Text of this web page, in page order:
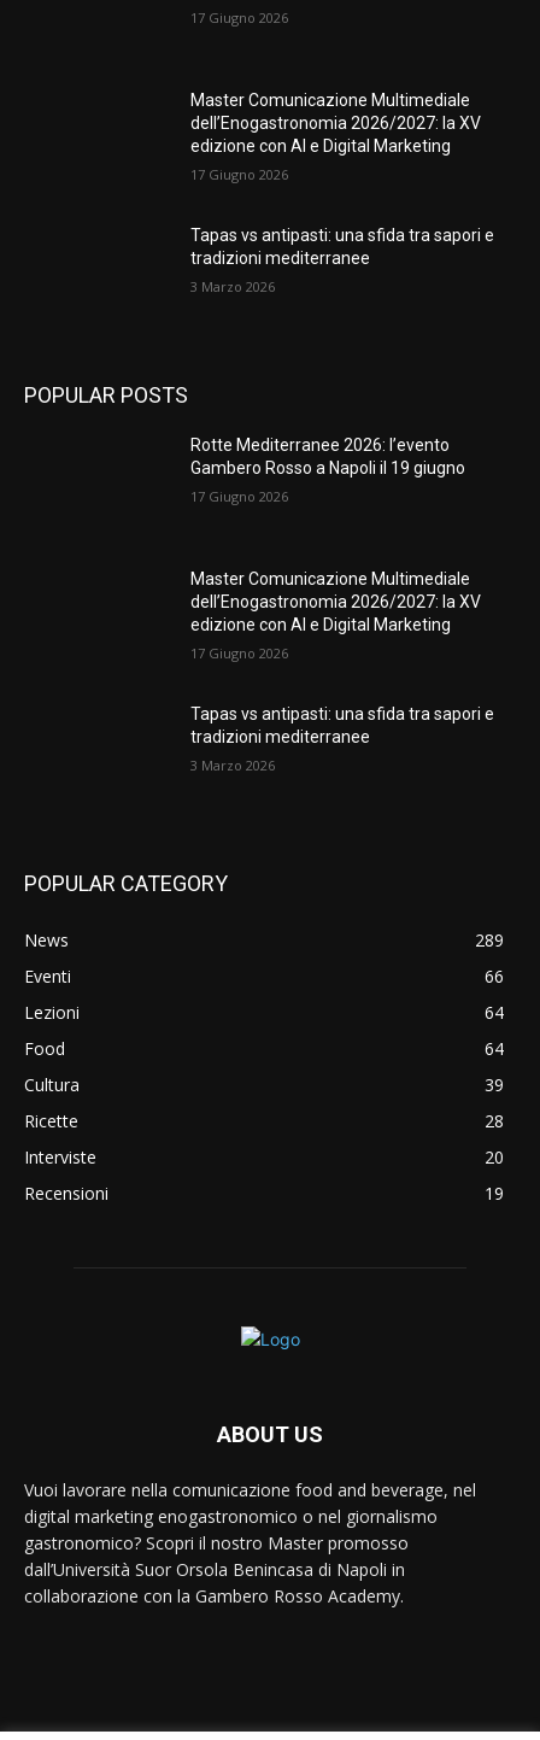
17 Giugno 2026
Master Comunicazione Multimediale
dell’Enogastronomia 2026/2027: la XV
edizione con AI e Digital Marketing
17 Giugno 2026
Tapas vs antipasti: una sfida tra sapori e
tradizioni mediterranee
3 Marzo 2026
POPULAR POSTS
Rotte Mediterranee 2026: l’evento
Gambero Rosso a Napoli il 19 giugno
17 Giugno 2026
Master Comunicazione Multimediale
dell’Enogastronomia 2026/2027: la XV
edizione con AI e Digital Marketing
17 Giugno 2026
Tapas vs antipasti: una sfida tra sapori e
tradizioni mediterranee
3 Marzo 2026
POPULAR CATEGORY
News
289
Eventi
66
Lezioni
64
Food
64
Cultura
39
Ricette
28
Interviste
20
Recensioni
19
ABOUT US
Vuoi lavorare nella comunicazione food and beverage, nel
digital marketing enogastronomico o nel giornalismo
gastronomico? Scopri il nostro Master promosso
dall’Università Suor Orsola Benincasa di Napoli in
collaborazione con la Gambero Rosso Academy.